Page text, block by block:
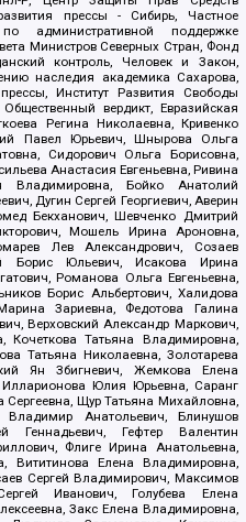
прессы - Сибирь, Частное
административной поддержке
Министров Северных Стран, Фонд
контроль, Человек и Закон,
наследия академика Сахарова,
Институт Развития Свободы
вердикт, Евразийская
Регина Николаевна, Кривенко
Павел Юрьевич, Шнырова Ольга
Сидорович Ольга Борисовна,
Анастасия Евгеньевна, Ривина
Бойко Анатолий
Дугин Сергей Георгиевич, Аверин
Бекханович, Шевченко Дмитрий
Мошель Ирина Ароновна,
Лев Александрович, Созаев
Борис Юльевич, Исакова Ирина
Романова Ольга Евгеньевна,
Борис Альбертович, Халидова
Зариевна, Федотова Галина
Верховский Александр Маркович,
Кочеткова Татьяна Владимировна,
Татьяна Николаевна, Золотарева
Ян Збигневич, Жемкова Елена
Юлия Юрьевна, Саранг
Щур Татьяна Михайловна,
Анатольевич, Блинушов
Гефтер Валентин
Флиге Ирина Анатольевна,
Вититинова Елена Владимировна,
Сергей Владимирович, Максимов
Иванович, Голубева Елена
Закс Елена Владимировна,